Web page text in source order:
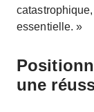
essentielle. »
une